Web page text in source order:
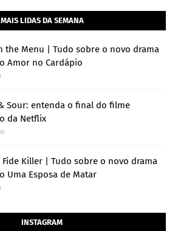
MAIS LIDAS DA SEMANA
the Menu | Tudo sobre o novo drama
Amor no Cardápio
Sour: entenda o final do filme
da Netflix
Fide Killer | Tudo sobre o novo drama
Uma Esposa de Matar
INSTAGRAM